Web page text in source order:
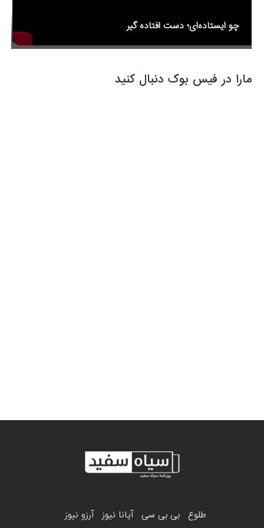
چو ایستاده‌ای؛ دست افتاده گیر
مارا در فیس بوک دنبال کنید
طلوع بی بی سی آیانا نیوز آرزو نیوز